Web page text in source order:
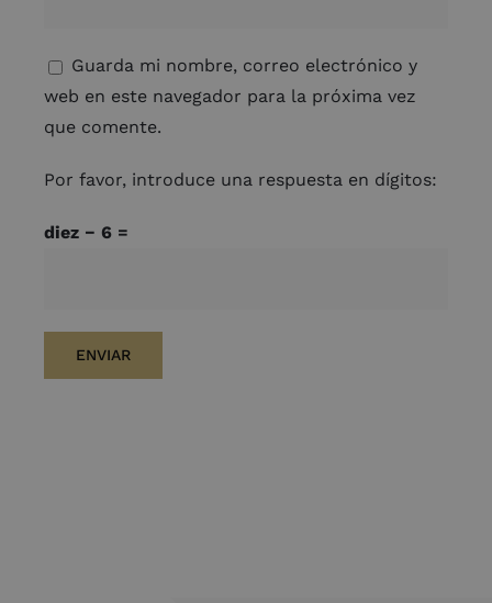
Guarda mi nombre, correo electrónico y
web en este navegador para la próxima vez
que comente.
Por favor, introduce una respuesta en dígitos:
diez − 6 =